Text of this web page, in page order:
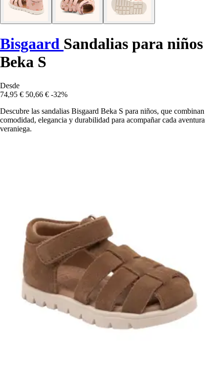
Bisgaard Sandalias para niños
Beka S
Desde
74,95 € 50,66 € -32%
Descubre las sandalias Bisgaard Beka S para niños, que combinan
comodidad, elegancia y durabilidad para acompañar cada aventura
veraniega.